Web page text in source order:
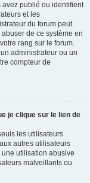
publié ou identifient
et les
du forum peut
de ce système en
rang sur le forum.
administrateur ou un
compteur de
je clique sur le lien de
les utilisateurs
autres utilisateurs
utilisation abusive
malveillants ou